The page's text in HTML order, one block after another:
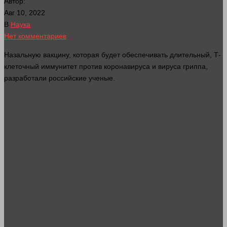
Авг 10, 2022
В Наука
Нет комментариев
Назальную вакцину, которая будет обеспечивать длительный, Т-
клеточный иммунитет против коронавируса и вируса гриппа,
разработали российские ученые.